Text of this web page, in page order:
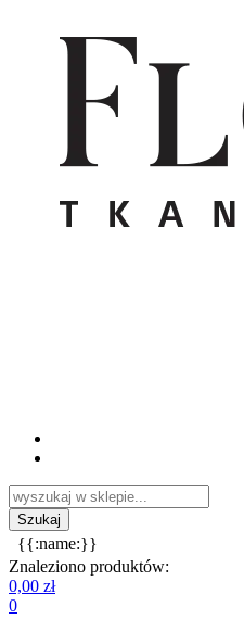
{{:name:}}
Znaleziono produktów:
0,00 zł
0